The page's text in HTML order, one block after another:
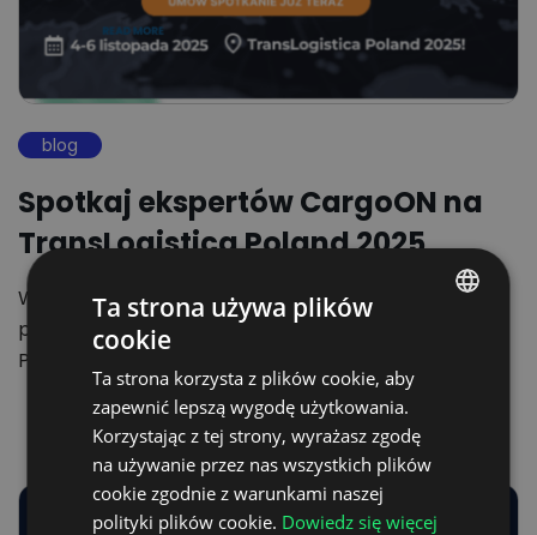
blog
Spotkaj ekspertów CargoON na
TransLogistica Poland 2025
W dniach 4–6 listopada 2025 roku Warszawa
ponownie stanie się centrum europejskiej logistyki.
Podczas targów TransLogistica Poland…
ENGLISH
UKRAINIAN
Ta strona używa plików
cookie
Ta strona korzysta z plików cookie, aby
zapewnić lepszą wygodę użytkowania.
Korzystając z tej strony, wyrażasz zgodę
na używanie przez nas wszystkich plików
cookie zgodnie z warunkami naszej
polityki plików cookie. Dowiedz się więcej